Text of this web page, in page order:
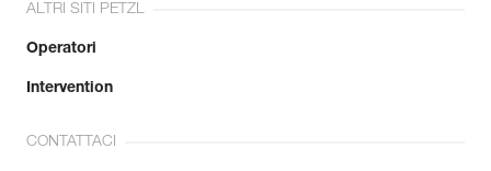
ALTRI SITI PETZL
Operatori
Intervention
CONTATTACI